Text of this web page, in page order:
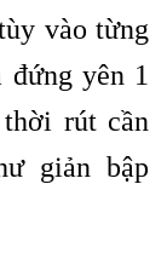
vào từng
yên 1
rút cần
giản bập